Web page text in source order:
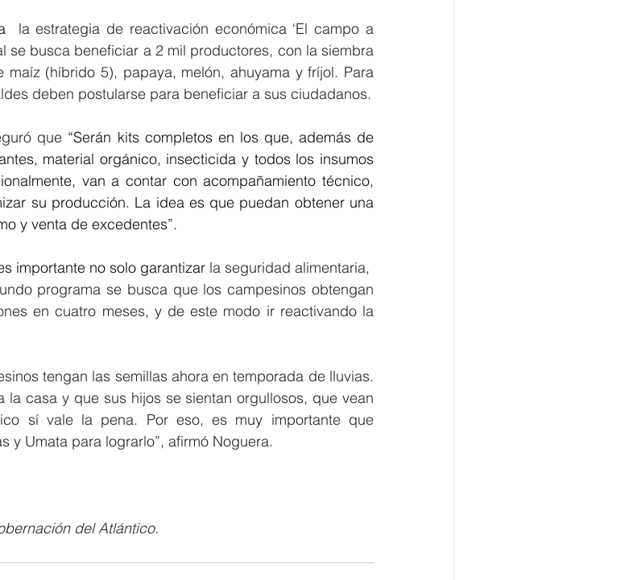
la estrategia de reactivación económica ‘El campo a
se busca beneficiar a 2 mil productores, con la siembra
(híbrido 5), papaya, melón, ahuyama y fríjol. Para
que “Serán kits completos en los que, además de
material orgánico, insecticida y todos los insumos
van a contar con acompañamiento técnico,
su producción. La idea es que puedan obtener una
y venta de excedentes”.
importante no solo garantizar la seguridad alimentaria,
programa se busca que los campesinos obtengan
en cuatro meses, y de este modo ir reactivando la
tengan las semillas ahora en temporada de lluvias.
la casa y que sus hijos se sientan orgullosos, que vean
sí vale la pena. Por eso, es muy importante que
y Umata para lograrlo”, afirmó Noguera.
del Atlántico.